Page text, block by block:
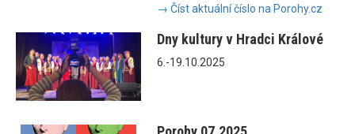
→ Číst aktuální číslo na Porohy.cz
Dny kultury v Hradci Králové
6.-19.10.2025